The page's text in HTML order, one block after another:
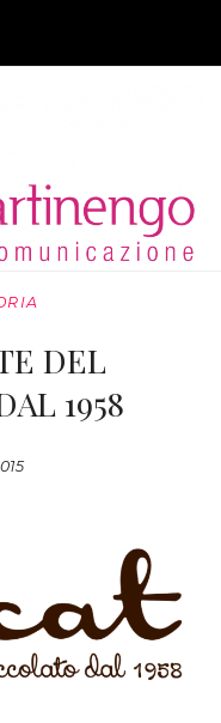
DEL
1958